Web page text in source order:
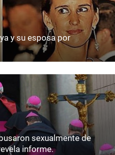
y su esposa por
sexualmente de
informe.